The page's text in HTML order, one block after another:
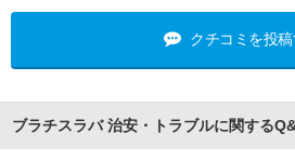
クチコミを投
ブラチスラバ 治安・トラブルに関する